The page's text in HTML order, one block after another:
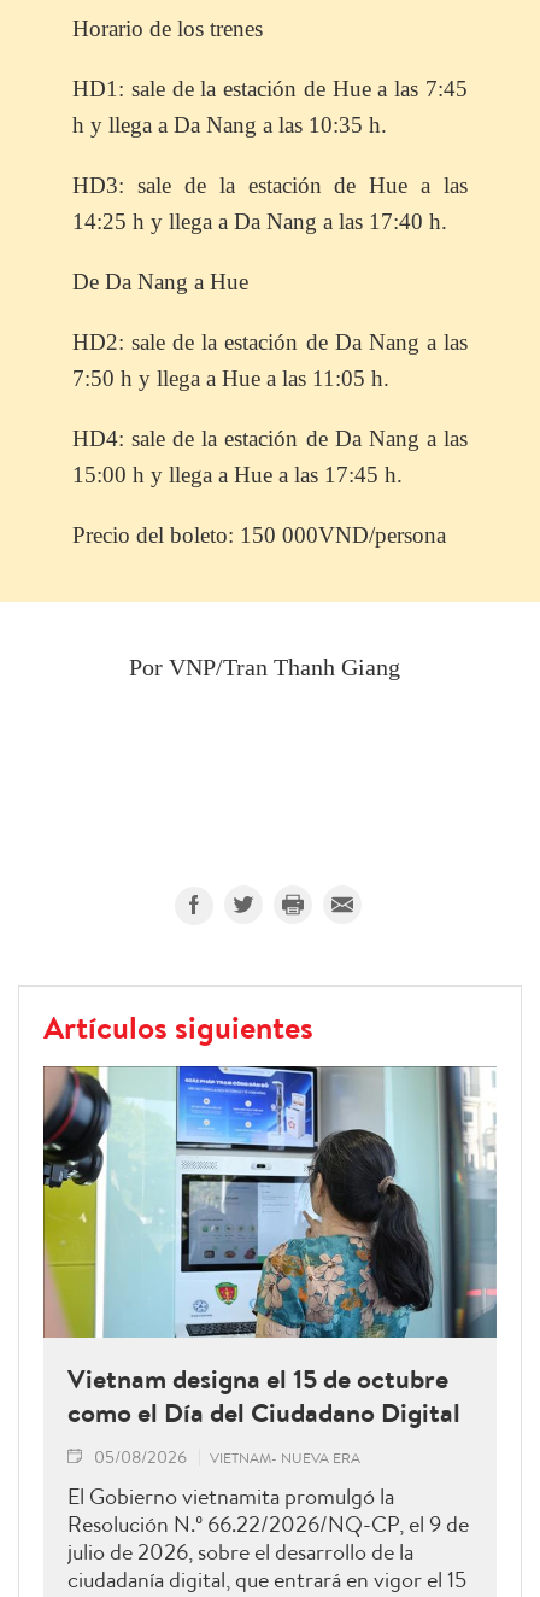
Horario de los trenes
HD1: sale de la estación de Hue a las 7:45
h y llega a Da Nang a las 10:35 h.
HD3: sale de la estación de Hue a las
14:25 h y llega a Da Nang a las 17:40 h.
De Da Nang a Hue
HD2: sale de la estación de Da Nang a las
7:50 h y llega a Hue a las 11:05 h.
HD4: sale de la estación de Da Nang a las
15:00 h y llega a Hue a las 17:45 h.
Precio del boleto: 150 000VND/persona
Por VNP/Tran Thanh Giang
Artículos siguientes
Vietnam designa el 15 de octubre
como el Día del Ciudadano Digital
05/08/2026 VIETNAM- NUEVA ERA
El Gobierno vietnamita promulgó la
Resolución N.º 66.22/2026/NQ-CP, el 9 de
julio de 2026, sobre el desarrollo de la
ciudadanía digital, que entrará en vigor el 15